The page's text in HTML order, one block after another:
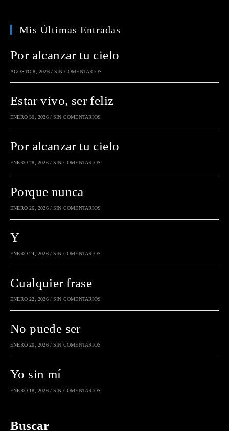
Mis Últimas Entradas
Por alcanzar tu cielo
AGOSTO 8, 2026 / SIN COMENTARIOS
Estar vivo, ser feliz
ENERO 30, 2026 / SIN COMENTARIOS
Por alcanzar tu cielo
ENERO 28, 2026 / SIN COMENTARIOS
Porque nunca
ENERO 26, 2026 / SIN COMENTARIOS
Y
ENERO 24, 2026 / SIN COMENTARIOS
Cualquier frase
ENERO 22, 2026 / SIN COMENTARIOS
No puede ser
ENERO 20, 2026 / SIN COMENTARIOS
Yo sin mí
ENERO 18, 2026 / SIN COMENTARIOS
Buscar